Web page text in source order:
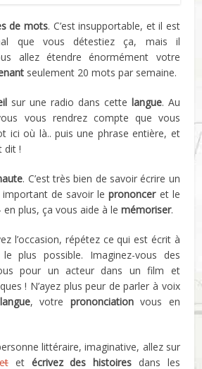
de mots. C’est insupportable, et il est
que vous détestiez ça, mais il
allez étendre énormément votre
seulement 20 mots par semaine.
sur une radio dans cette langue. Au
vous rendrez compte que vous
ici où là.. puis une phrase entière, et
dit !
. C’est très bien de savoir écrire un
important de savoir leprononceret le
en plus, ça vous aide à lemémoriser.
l’occasion, répétez ce qui est écrit à
plus possible. Imaginez-vous des
pour un acteur dans un film et
! N’ayez plus peur de parler à voix
langue, votre prononciationvous en
littéraire, imaginative, allez sur
et écrivez des histoires dans les